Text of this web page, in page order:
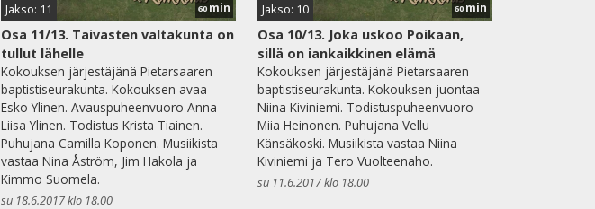
Jakso: 11 60 min
Osa 11/13. Taivasten valtakunta on
tullut lähelle
Kokouksen järjestäjänä Pietarsaaren
baptistiseurakunta. Kokouksen avaa
Esko Ylinen. Avauspuheenvuoro Anna-
Liisa Ylinen. Todistus Krista Tiainen.
Puhujana Camilla Koponen. Musiikista
vastaa Nina Åström, Jim Hakola ja
Kimmo Suomela.
su 18.6.2017 klo 18.00
Jakso: 10 60 min
Osa 10/13. Joka uskoo Poikaan,
sillä on iankaikkinen elämä
Kokouksen järjestäjänä Pietarsaaren
baptistiseurakunta. Kokouksen juontaa
Niina Kiviniemi. Todistuspuheenvuoro
Miia Heinonen. Puhujana Vellu
Känsäkoski. Musiikista vastaa Niina
Kiviniemi ja Tero Vuolteenaho.
su 11.6.2017 klo 18.00